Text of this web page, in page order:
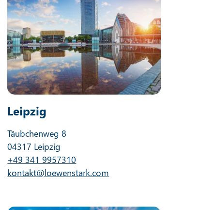
Leipzig
Täubchenweg 8
04317 Leipzig
+49 341 9957310
kontakt@loewenstark.com